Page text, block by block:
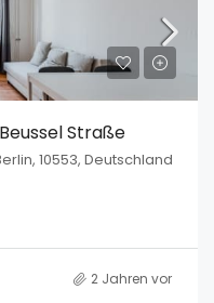
Straße
10553, Deutschland
2 Jahren vor